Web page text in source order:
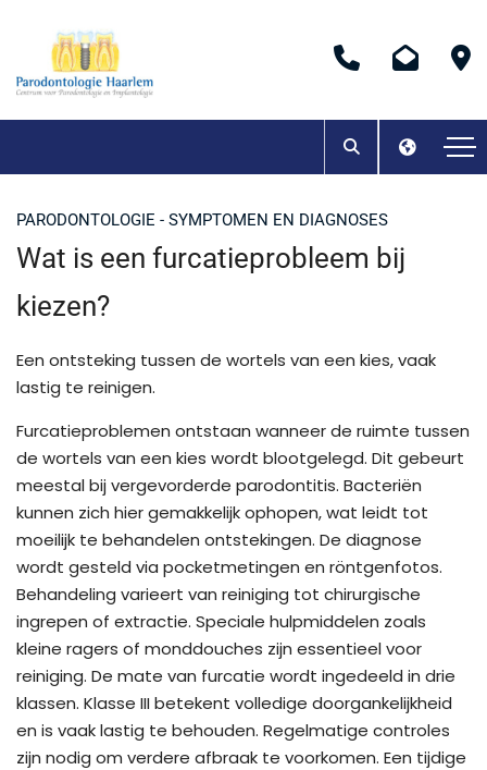
PARODONTOLOGIE - SYMPTOMEN EN DIAGNOSES
Wat is een furcatieprobleem bij
kiezen?
Een ontsteking tussen de wortels van een kies, vaak
lastig te reinigen.
Furcatieproblemen ontstaan wanneer de ruimte tussen
de wortels van een kies wordt blootgelegd. Dit gebeurt
meestal bij vergevorderde parodontitis. Bacteriën
kunnen zich hier gemakkelijk ophopen, wat leidt tot
moeilijk te behandelen ontstekingen. De diagnose
wordt gesteld via pocketmetingen en röntgenfotos.
Behandeling varieert van reiniging tot chirurgische
ingrepen of extractie. Speciale hulpmiddelen zoals
kleine ragers of monddouches zijn essentieel voor
reiniging. De mate van furcatie wordt ingedeeld in drie
klassen. Klasse III betekent volledige doorgankelijkheid
en is vaak lastig te behouden. Regelmatige controles
zijn nodig om verdere afbraak te voorkomen. Een tijdige